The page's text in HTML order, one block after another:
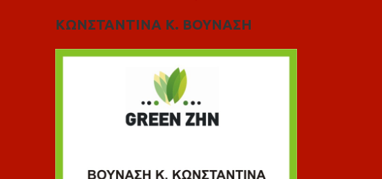
ΚΩΝΣΤΑΝΤΙΝΑ Κ. ΒΟΥΝΑΣΗ